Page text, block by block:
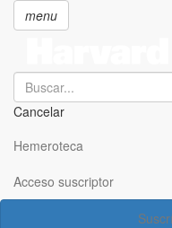
principal
menu
Search
Cancelar
Hemeroteca
Acceso suscriptor
Acceso